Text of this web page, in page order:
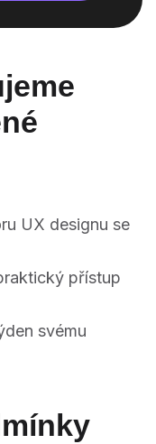
UX designu se
přístup
svému